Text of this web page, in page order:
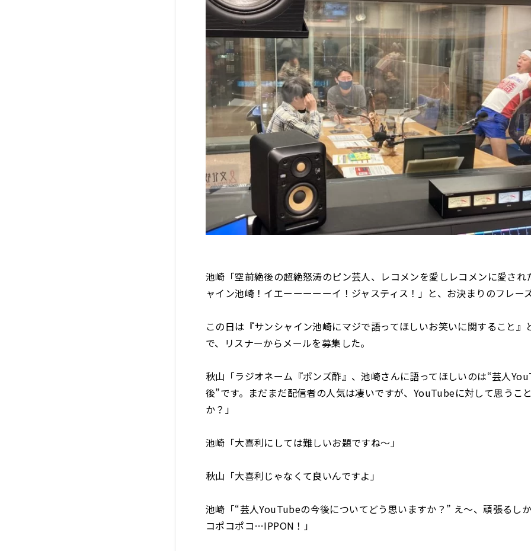
池崎「空前絶後の超絶怒涛のピン芸人、レコメンを愛しレコメンに愛され
ャイン池崎！イエーーーーーイ！ジャスティス！」と、お決まりのフレー
この日は『サンシャイン池崎にマジで語ってほしいお笑いに関すること』
で、リスナーからメールを募集した。
秋山「ラジオネーム『ポンズ酢』、池崎さんに語ってほしいのは“芸人
後”です。まだまだ配信者の人気は凄いですが、YouTubeに対して思うこ
か？」
池崎「大喜利にしては難しいお題ですね〜」
秋山「大喜利じゃなくて良いんですよ」
池崎「“芸人YouTubeの今後についてどう思いますか？” え〜、頑張るし
コポコポコ…IPPON！」